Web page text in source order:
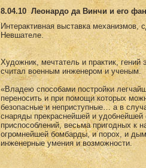
8.04.10 Леонардо да Винчи и его
Интерактивная выставка механизмов,
Невшателе.
Художник, мечтатель и практик,
считал военным инженером и ученым.
«Владею способами постройки
переносить и при помощи которых
безопасные и неприступные… а в
снаряды прекраснейшей и
приспособлений, весьма пригодных к
огромнейшей бомбарды, и порох, и
инженерные умения и возможности.